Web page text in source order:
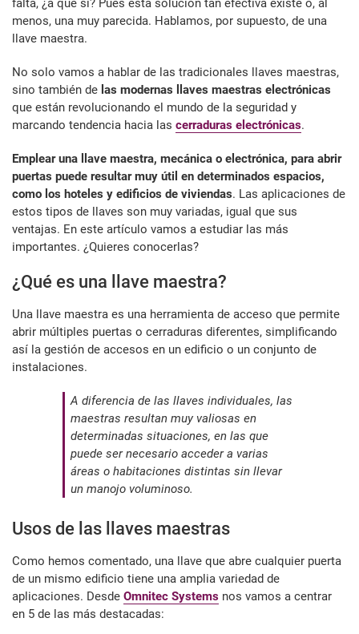
falta, ¿a que sí? Pues esta solución tan efectiva existe o, al
menos, una muy parecida. Hablamos, por supuesto, de una
llave maestra.
No solo vamos a hablar de las tradicionales llaves maestras,
sino también de las modernas llaves maestras electrónicas
que están revolucionando el mundo de la seguridad y
marcando tendencia hacia las cerraduras electrónicas.
Emplear una llave maestra, mecánica o electrónica, para abrir
puertas puede resultar muy útil en determinados espacios,
como los hoteles y edificios de viviendas. Las aplicaciones de
estos tipos de llaves son muy variadas, igual que sus
ventajas. En este artículo vamos a estudiar las más
importantes. ¿Quieres conocerlas?
¿Qué es una llave maestra?
Una llave maestra es una herramienta de acceso que permite
abrir múltiples puertas o cerraduras diferentes, simplificando
así la gestión de accesos en un edificio o un conjunto de
instalaciones.
A diferencia de las llaves individuales, las
maestras resultan muy valiosas en
determinadas situaciones, en las que
puede ser necesario acceder a varias
áreas o habitaciones distintas sin llevar
un manojo voluminoso.
Usos de las llaves maestras
Como hemos comentado, una llave que abre cualquier puerta
de un mismo edificio tiene una amplia variedad de
aplicaciones. Desde Omnitec Systems nos vamos a centrar
en 5 de las más destacadas: